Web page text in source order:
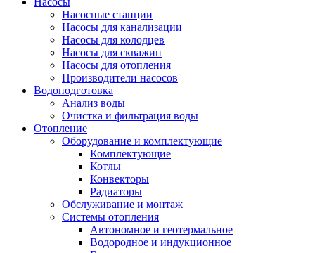
Насосные станции
Насосы для канализации
Насосы для колодцев
Насосы для скважин
Насосы для отопления
Производители насосов
Водоподготовка
Анализ воды
Очистка и фильтрация воды
Отопление
Оборудование и комплектующие
Комплектующие
Котлы
Конвекторы
Радиаторы
Обслуживание и монтаж
Системы отопления
Автономное и геотермальное
Водородное и индукционное